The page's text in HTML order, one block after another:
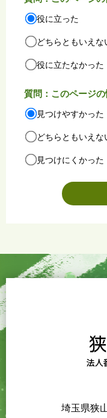
役に立った
どちらともいえな
役に立たなかった
質問：このページ
見つけやすかった
どちらともいえな
見つけにくかった
埼玉県狭